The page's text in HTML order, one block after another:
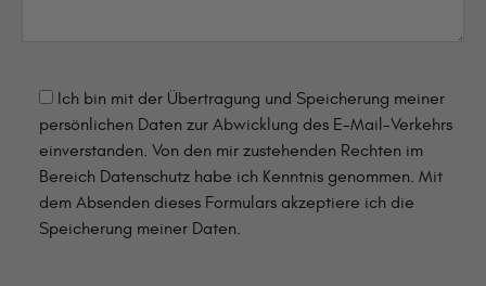
Ich bin mit der Übertragung und Speicherung meiner
persönlichen Daten zur Abwicklung des E-Mail-Verkehrs
einverstanden. Von den mir zustehenden Rechten im
Bereich Datenschutz habe ich Kenntnis genommen. Mit
dem Absenden dieses Formulars akzeptiere ich die
Speicherung meiner Daten.